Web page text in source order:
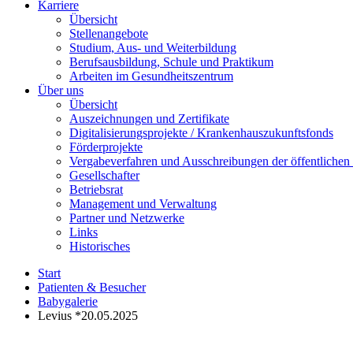
Karriere
Übersicht
Stellenangebote
Studium, Aus- und Weiterbildung
Berufsausbildung, Schule und Praktikum
Arbeiten im Gesundheitszentrum
Über uns
Übersicht
Auszeichnungen und Zertifikate
Digitalisierungsprojekte / Krankenhauszukunftsfonds
Förderprojekte
Vergabeverfahren und Ausschreibungen der öffentlichen
Gesellschafter
Betriebsrat
Management und Verwaltung
Partner und Netzwerke
Links
Historisches
Start
Patienten & Besucher
Babygalerie
Levius *20.05.2025